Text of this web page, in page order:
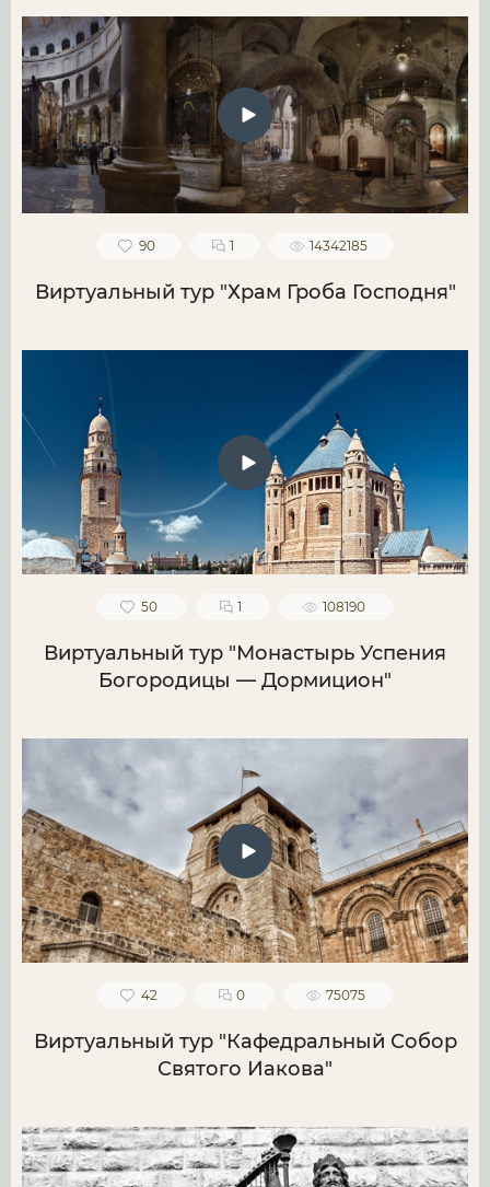
90 1 14342185
Виртуальный тур "Храм Гроба Господня"
50 1 108190
Виртуальный тур "Монастырь Успения
Богородицы — Дормицион"
42 0 75075
Виртуальный тур "Кафедральный Собор
Святого Иакова"